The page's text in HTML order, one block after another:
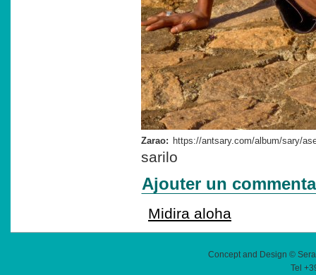
Zarao:
sarilo
Ajouter un
Midira aloha
Concept and Design ©
Tel